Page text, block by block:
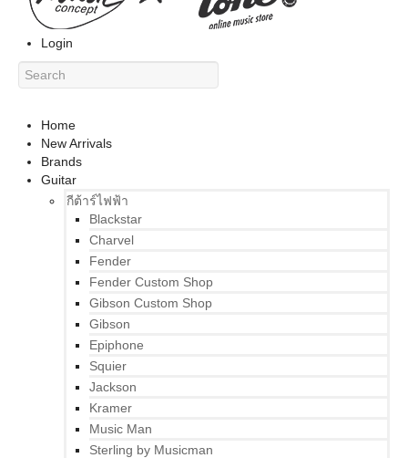
Login
Home
New Arrivals
Brands
Guitar
กีต้าร์ไฟฟ้า
Blackstar
Charvel
Fender
Fender Custom Shop
Gibson Custom Shop
Gibson
Epiphone
Squier
Jackson
Kramer
Music Man
Sterling by Musicman